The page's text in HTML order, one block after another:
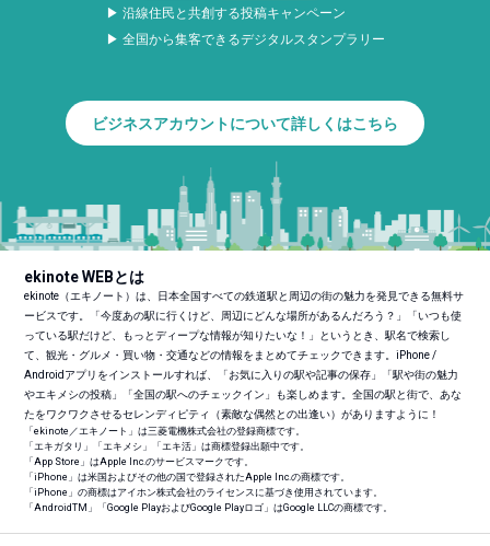
▶ 沿線住民と共創する投稿キャンペーン
▶ 全国から集客できるデジタルスタンプラリー
ビジネスアカウントについて詳しくはこちら
ekinote WEBとは
ekinote（エキノート）は、日本全国すべての鉄道駅と周辺の街の魅力を発見できる無料サ
ービスです。「今度あの駅に行くけど、周辺にどんな場所があるんだろう？」「いつも使
っている駅だけど、もっとディープな情報が知りたいな！」というとき、駅名で検索し
て、観光・グルメ・買い物・交通などの情報をまとめてチェックできます。iPhone /
Androidアプリをインストールすれば、「お気に入りの駅や記事の保存」「駅や街の魅力
やエキメシの投稿」「全国の駅へのチェックイン」も楽しめます。全国の駅と街で、あな
たをワクワクさせるセレンディピティ（素敵な偶然との出逢い）がありますように！
「ekinote／エキノート」は三菱電機株式会社の登録商標です。
「エキガタリ」「エキメシ」「エキ活」は商標登録出願中です。
「App Store」はApple Inc.のサービスマークです。
「iPhone」は米国およびその他の国で登録されたApple Inc.の商標です。
「iPhone」の商標はアイホン株式会社のライセンスに基づき使用されています。
「AndroidTM 」「Google PlayおよびGoogle Playロゴ」はGoogle LLCの商標です。